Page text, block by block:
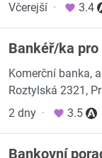
Včerejší · 3.4
Bankéř/ka
Komerční banka,
Roztylská 2321,
2 dny · 3.5
Bankovní